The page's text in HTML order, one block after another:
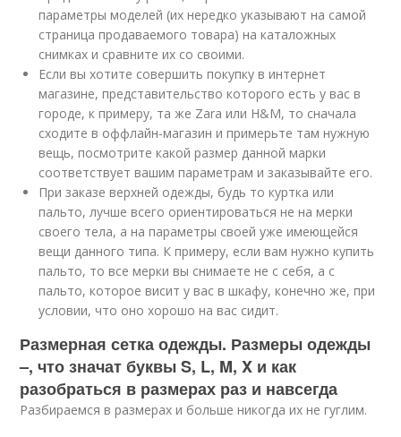
параметры моделей (их нередко указывают на самой
страница продаваемого товара) на каталожных
снимках и сравните их со своими.
Если вы хотите совершить покупку в интернет
магазине, представительство которого есть у вас в
городе, к примеру, та же Zara или H&M, то сначала
сходите в оффлайн-магазин и примерьте там нужную
вещь, посмотрите какой размер данной марки
соответствует вашим параметрам и заказывайте его.
При заказе верхней одежды, будь то куртка или
пальто, лучше всего ориентироваться не на мерки
своего тела, а на параметры своей уже имеющейся
вещи данного типа. К примеру, если вам нужно купить
пальто, то все мерки вы снимаете не с себя, а с
пальто, которое висит у вас в шкафу, конечно же, при
условии, что оно хорошо на вас сидит.
Размерная сетка одежды. Размеры одежды
–, что значат буквы S, L, M, X и как
разобраться в размерах раз и навсегда
Разбираемся в размерах и больше никогда их не гуглим.